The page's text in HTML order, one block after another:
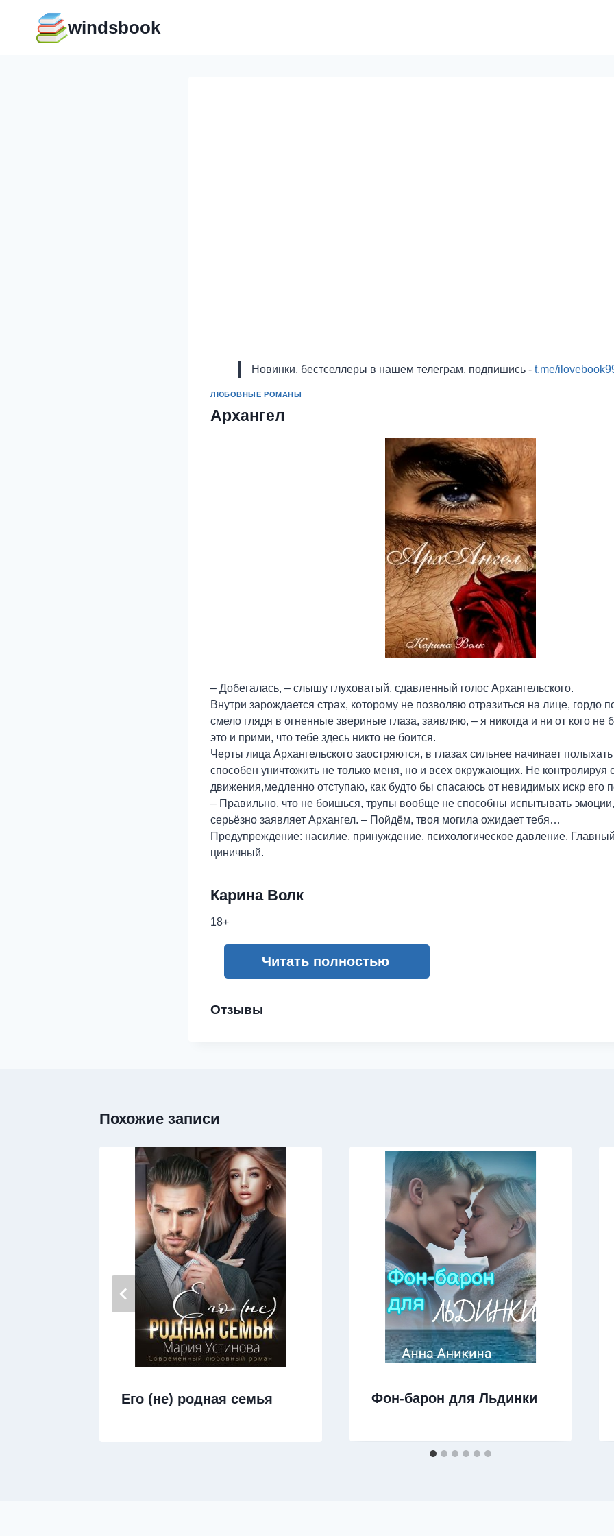
содержимому
windsbook
Новинки, бестселлеры в нашем телеграм, подпишись - t.me/
ЛЮБОВНЫЕ РОМАНЫ
Архангел
– Добегалась, – слышу глуховатый, сдавленный голос Архангельского.
Внутри зарождается страх, которому не позволяю отразиться на лице, гордо
смело глядя в огненные звериные глаза, заявляю, – я никогда и ни от кого не
это и прими, что тебе здесь никто не боится.
Черты лица Архангельского заостряются, в глазах сильнее начинает
способен уничтожить не только меня, но и всех окружающих. Не контролируя
движения,медленно отступаю, как будто бы спасаюсь от невидимых искр его
– Правильно, что не боишься, трупы вообще не способны испытывать
серьёзно заявляет Архангел. – Пойдём, твоя могила ожидает тебя…
Предупреждение: насилие, принуждение, психологическое давление.
циничный.
Карина Волк
18+
Читать полностью
Отзывы
Похожие записи
Его (не) родная семья Фон-барон для Льдинки